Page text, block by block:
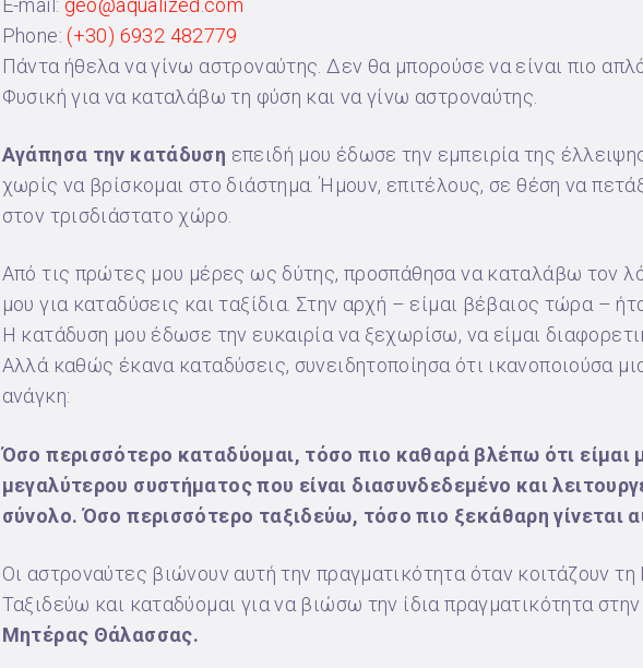
E-mail: geo@aqualized.com
Phone:(+30) 6932 482779
Πάντα ήθελα να γίνω αστροναύτης. Δεν θα μπορούσε να είναι πιο
Φυσική για να καταλάβω τη φύση και να γίνω αστροναύτης.
Αγάπησα την κατάδυση επειδή μου έδωσε την εμπειρία της
χωρίς να βρίσκομαι στο διάστημα. Ήμουν, επιτέλους, σε θέση να
στον τρισδιάστατο χώρο.
Από τις πρώτες μου μέρες ως δύτης, προσπάθησα να καταλάβω τον
μου για καταδύσεις και ταξίδια. Στην αρχή – είμαι βέβαιος τώρα –
Η κατάδυση μου έδωσε την ευκαιρία να ξεχωρίσω, να είμαι
Αλλά καθώς έκανα καταδύσεις, συνειδητοποίησα ότι ικανοποιούσα
ανάγκη:
Όσο περισσότερο καταδύομαι, τόσο πιο καθαρά βλέπω ότι είμαι
μεγαλύτερου συστήματος που είναι διασυνδεδεμένο και
σύνολο. Όσο περισσότερο ταξιδεύω, τόσο πιο ξεκάθαρη γίνεται
Οι αστροναύτες βιώνουν αυτή την πραγματικότητα όταν κοιτάζουν τη
Ταξιδεύω και καταδύομαι για να βιώσω την ίδια πραγματικότητα στην
Μητέρας Θάλασσας.